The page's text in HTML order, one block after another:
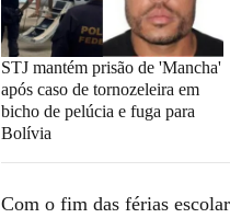
STJ mantém prisão de 'Mancha'
após caso de tornozeleira em
bicho de pelúcia e fuga para
Bolívia
Com o fim das férias